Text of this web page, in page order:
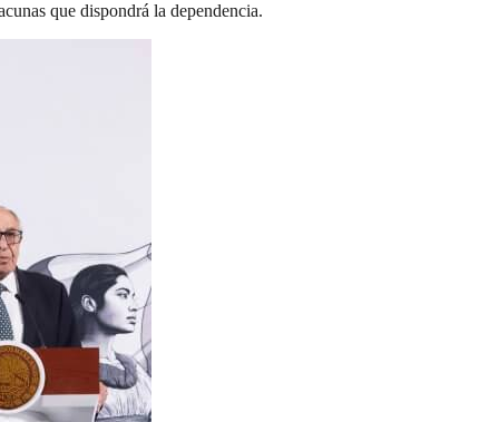
que dispondrá la dependencia.